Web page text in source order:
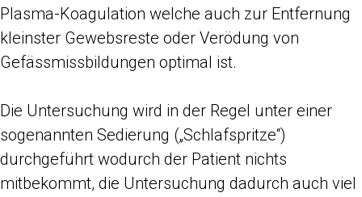
Plasma-Koagulation welche auch zur Entfernung
kleinster Gewebsreste oder Verödung von
Gefässmissbildungen optimal ist.
Die Untersuchung wird in der Regel unter einer
sogenannten Sedierung („Schlafspritze“)
durchgeführt wodurch der Patient nichts
mitbekommt, die Untersuchung dadurch auch viel